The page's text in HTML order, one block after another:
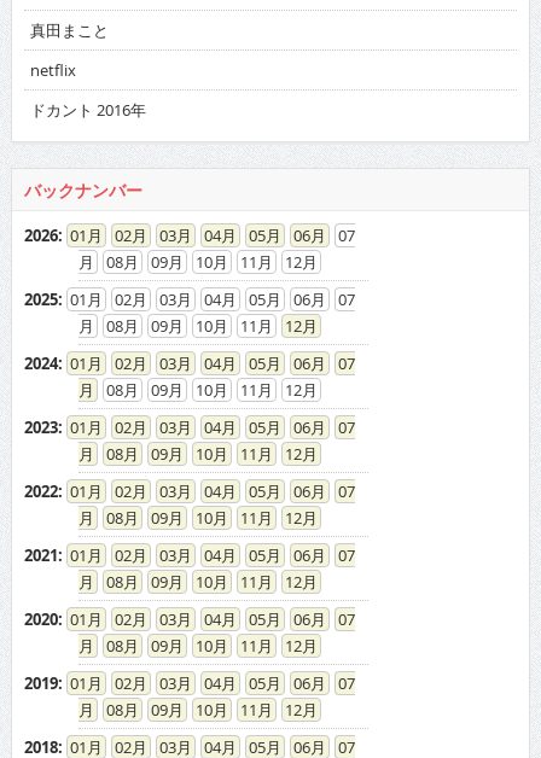
真田まこと
netflix
ドカント 2016年
バックナンバー
2026: 01 02 03 04 05 06
07
08
09 10 11
12
2025: 01 02 03 04 05 06
07
08
09 10 11
12
2024: 01 02 03 04 05 06
07
08
09 10 11
12
2023: 01 02 03 04 05 06
07
08
09 10 11
12
2022: 01 02 03 04 05 06
07
08
09 10 11
12
2021: 01 02 03 04 05 06
07
08
09 10 11
12
2020: 01 02 03 04 05 06
07
08
09 10 11
12
2019: 01 02 03 04 05 06
07
08
09 10 11
12
2018: 01 02 03 04 05 06
07